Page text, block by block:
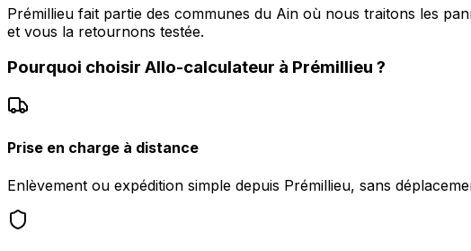
Prémillieu fait partie des communes du Ain où nous traitons les
et vous la retournons testée.
Pourquoi choisir Allo-calculateur à Prémillieu ?
Prise en charge à distance
Enlèvement ou expédition simple depuis Prémillieu, sans